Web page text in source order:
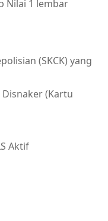
Nilai 1 lembar
(SKCK) yang
(Kartu
Aktif